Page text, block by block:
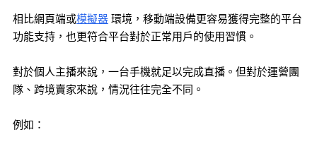
相比網頁端或模擬器環境，移動端設備更容易獲得完整的平台
功能支持，也更符合平台對於正常用戶的使用習慣。
對於個人主播來說，一台手機就足以完成直播。但對於運營團
隊、跨境賣家來說，情況往往完全不同。
例如：